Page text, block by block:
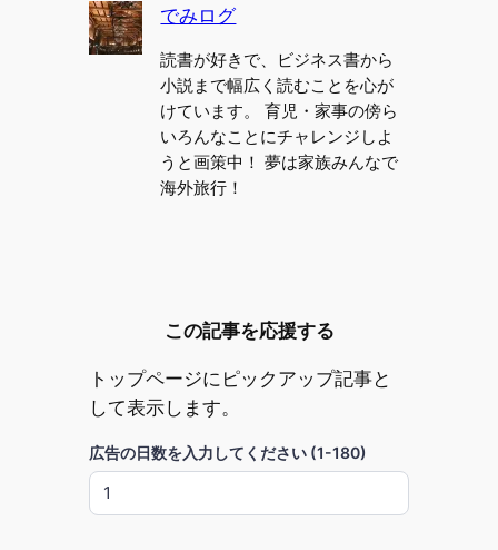
でみログ
読書が好きで、ビジネス書から
小説まで幅広く読むことを心が
けています。 育児・家事の傍ら
いろんなことにチャレンジしよ
うと画策中！ 夢は家族みんなで
海外旅行！
この記事を応援する
トップページにピックアップ記事と
して表示します。
広告の日数を入力してください (1-180)